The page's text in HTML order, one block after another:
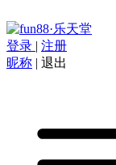
登录 | 注册
昵称 | 退出